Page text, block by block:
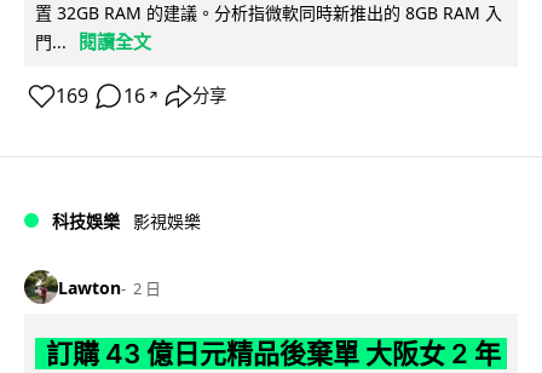
置 32GB RAM 的建議。分析指微軟同時新推出的 8GB RAM 入
門...
閱讀全文
169 16 ↗ 分享
科技娛樂 影視娛樂
Lawton 2 日
訂購 43 億日元精品後棄單 大阪女 2 年